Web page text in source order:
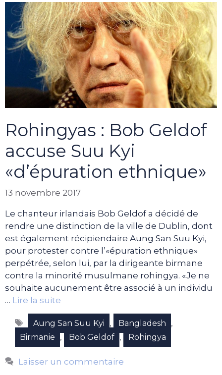
Rohingyas : Bob Geldof
accuse Suu Kyi
«d’épuration ethnique»
13 novembre 2017
Le chanteur irlandais Bob Geldof a décidé de
rendre une distinction de la ville de Dublin, dont
est également récipiendaire Aung San Suu Kyi,
pour protester contre l’«épuration ethnique»
perpétrée, selon lui, par la dirigeante birmane
contre la minorité musulmane rohingya. «Je ne
souhaite aucunement être associé à un individu
… Lire la suite
Étiquettes
Aung San Suu Kyi , Bangladesh ,
Birmanie , Bob Geldof , Rohingya
Laisser un commentaire